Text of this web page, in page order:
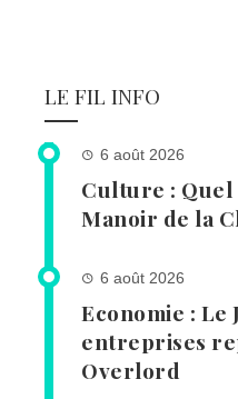
LE FIL INFO
6 août 2026
Culture :
Manoir de la
6 août 2026
Economie : Le
entreprises
Overlord